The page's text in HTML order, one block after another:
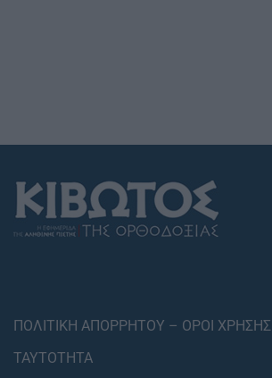
ΠΟΛΙΤΙΚΗ ΑΠΟΡΡΗΤΟΥ – ΟΡΟΙ ΧΡΗΣΗΣ
ΤΑΥΤΟΤΗΤΑ